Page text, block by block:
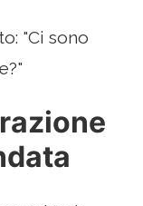
"Ci sono